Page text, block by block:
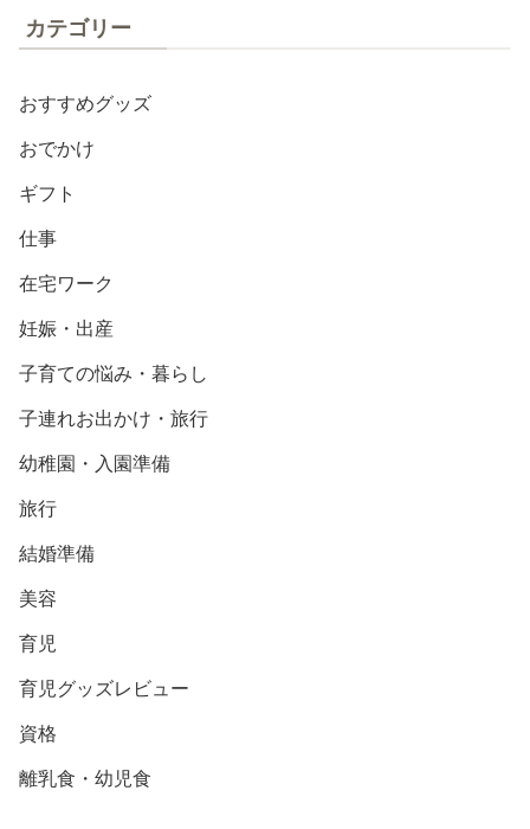
カテゴリー
おすすめグッズ
おでかけ
ギフト
仕事
在宅ワーク
妊娠・出産
子育ての悩み・暮らし
子連れお出かけ・旅行
幼稚園・入園準備
旅行
結婚準備
美容
育児
育児グッズレビュー
資格
離乳食・幼児食